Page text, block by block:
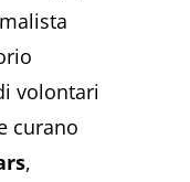
volontari
curano
,